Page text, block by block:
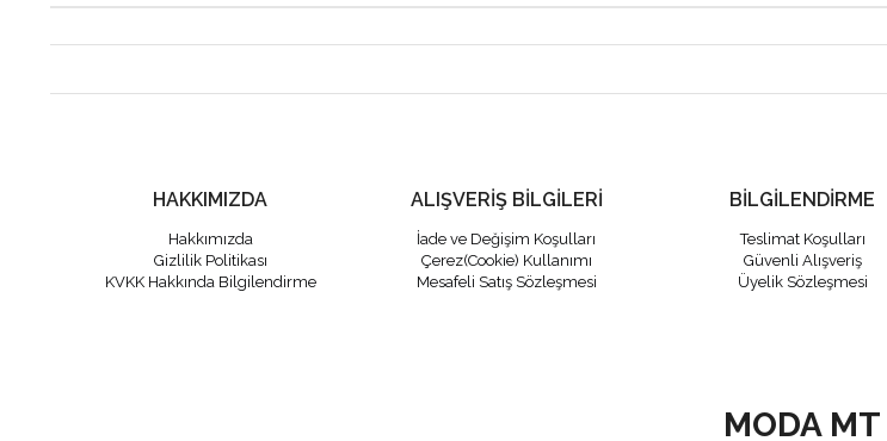
HAKKIMIZDA
Hakkımızda
Gizlilik Politikası
KVKK Hakkında Bilgilendirme
ALIŞVERİŞ BİLGİLERİ
İade ve Değişim Koşulları
Çerez(Cookie) Kullanımı
Mesafeli Satış Sözleşmesi
BİLGİLENDİRME
Teslimat Koşulları
Güvenli Alışveriş
Üyelik Sözleşmesi
MODA MT